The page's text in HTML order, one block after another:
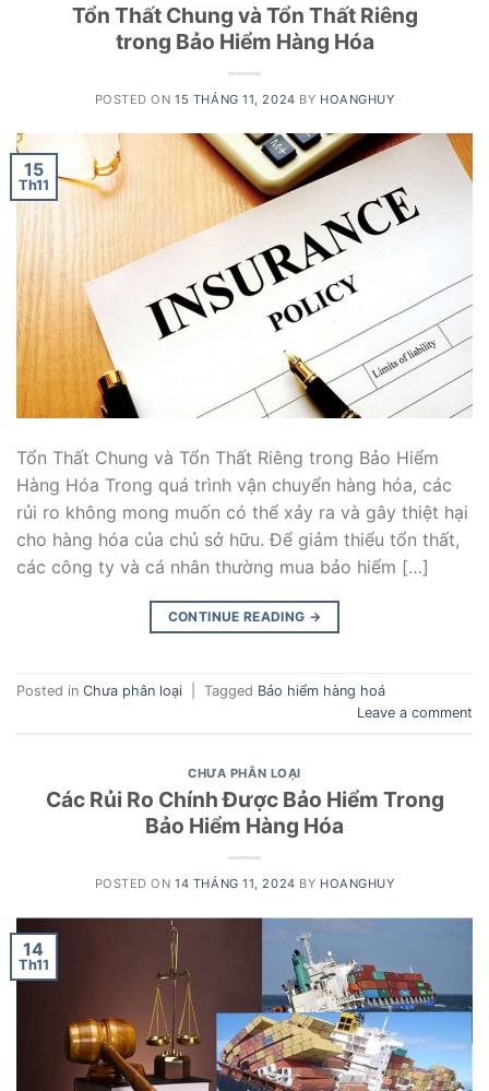
Tổn Thất Chung và Tổn Thất Riêng
trong Bảo Hiểm Hàng Hóa
POSTED ON15 THÁNG 11, 2024 BY HOANGHUY
15
Th11
Tổn Thất Chung và Tổn Thất Riêng trong Bảo Hiểm
Hàng Hóa Trong quá trình vận chuyển hàng hóa, các
rủi ro không mong muốn có thể xảy ra và gây thiệt hại
cho hàng hóa của chủ sở hữu. Để giảm thiểu tổn thất,
các công ty và cá nhân thường mua bảo hiểm […]
CONTINUE READING →
Posted in Chưa phân loại Tagged Bảo hiểm hàng hoá
Leave a comment
CHƯA PHÂN LOẠI
Các Rủi Ro Chính Được Bảo Hiểm Trong
Bảo Hiểm Hàng Hóa
POSTED ON14 THÁNG 11, 2024 BY HOANGHUY
14
Th11